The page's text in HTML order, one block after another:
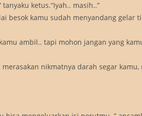
ketus.“Iyah.. masih..”
besok kamu sudah menyandang gelar
ambil.. tapi mohon jangan yang
nikmatnya darah segar